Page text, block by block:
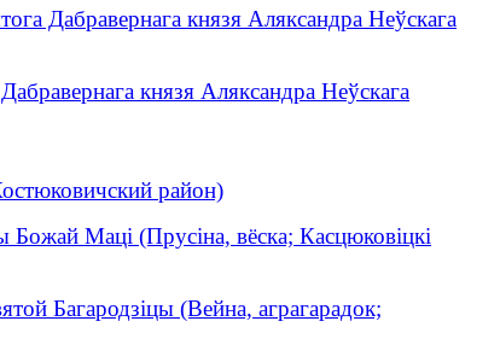
Дабравернага князя Аляксандра Неўскага
князя Аляксандра Неўскага
район)
Божай Маці (Прусіна, вёска; Касцюковіцкі
Багародзіцы (Вейна, аграгарадок;